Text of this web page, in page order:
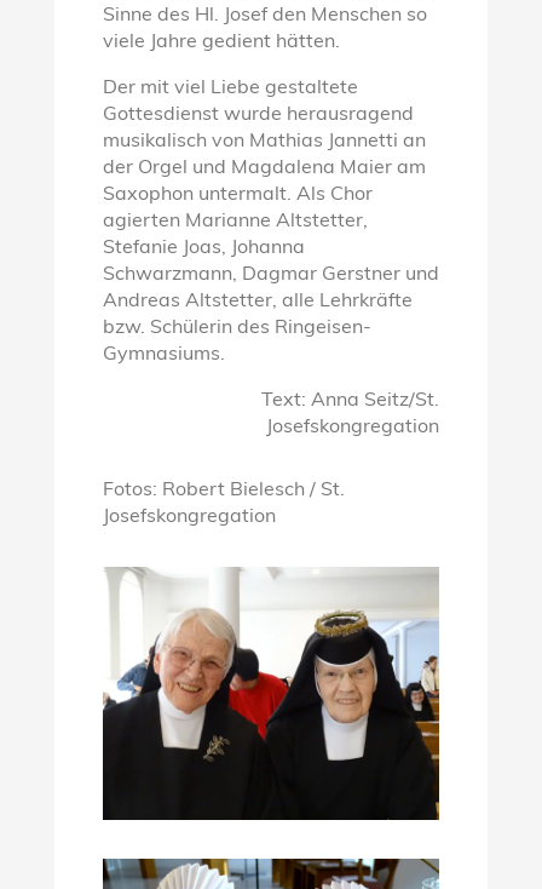
Sinne des Hl. Josef den Menschen so
viele Jahre gedient hätten.
Der mit viel Liebe gestaltete
Gottesdienst wurde herausragend
musikalisch von Mathias Jannetti an
der Orgel und Magdalena Maier am
Saxophon untermalt. Als Chor
agierten Marianne Altstetter,
Stefanie Joas, Johanna
Schwarzmann, Dagmar Gerstner und
Andreas Altstetter, alle Lehrkräfte
bzw. Schülerin des Ringeisen-
Gymnasiums.
Text: Anna Seitz/St.
Josefskongregation
Fotos: Robert Bielesch / St.
Josefskongregation